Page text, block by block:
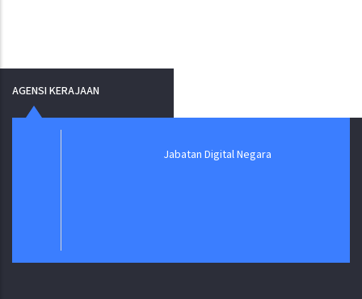
AGENSI KERAJAAN